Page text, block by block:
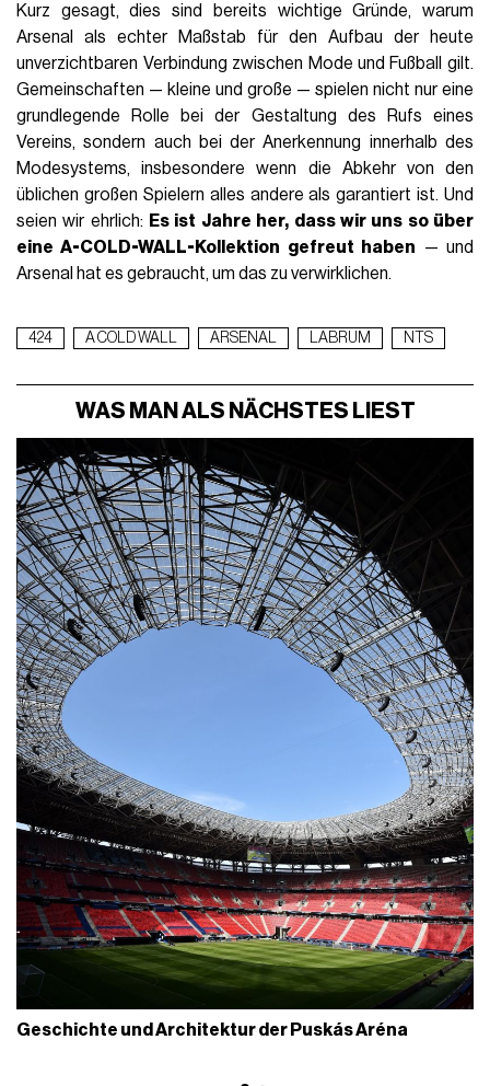
Kurz gesagt, dies sind bereits wichtige Gründe, warum
Arsenal als echter Maßstab für den Aufbau der heute
unverzichtbaren Verbindung zwischen Mode und Fußball gilt.
Gemeinschaften — kleine und große — spielen nicht nur eine
grundlegende Rolle bei der Gestaltung des Rufs eines
Vereins, sondern auch bei der Anerkennung innerhalb des
Modesystems, insbesondere wenn die Abkehr von den
üblichen großen Spielern alles andere als garantiert ist. Und
seien wir ehrlich: Es ist Jahre her, dass wir uns so über
eine A-COLD-WALL-Kollektion gefreut haben — und
Arsenal hat es gebraucht, um das zu verwirklichen.
424 A COLD WALL ARSENAL LABRUM NTS
WAS MAN ALS NÄCHSTES LIEST
Geschichte und Architektur der Puskás Aréna